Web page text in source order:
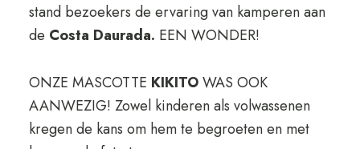
stand bezoekers de ervaring van kamperen aan
de Costa Daurada. EEN WONDER!
ONZE MASCOTTE KIKITOWAS OOK
AANWEZIG! Zowel kinderen als volwassenen
kregen de kans om hem te begroeten en met